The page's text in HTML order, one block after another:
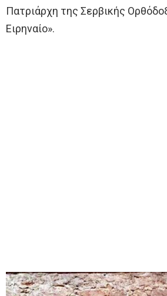
Πατριάρχη της Σερβικής
Ειρηναίο».